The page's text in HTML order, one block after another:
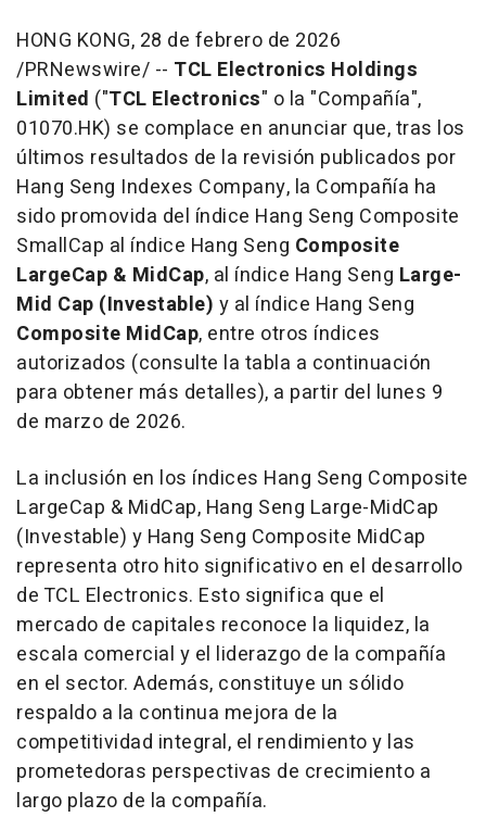
HONG KONG, 28 de febrero de 2026
/PRNewswire/ -- TCL Electronics Holdings
Limited ("TCL Electronics" o la "Compañía",
01070.HK) se complace en anunciar que, tras los
últimos resultados de la revisión publicados por
Hang Seng Indexes Company, la Compañía ha
sido promovida del índice Hang Seng Composite
SmallCap al índice Hang Seng Composite
LargeCap & MidCap, al índice Hang Seng Large-
Mid Cap (Investable) y al índice Hang Seng
Composite MidCap, entre otros índices
autorizados (consulte la tabla a continuación
para obtener más detalles), a partir del lunes 9
de marzo de 2026.
La inclusión en los índices Hang Seng Composite
LargeCap & MidCap, Hang Seng Large-MidCap
(Investable) y Hang Seng Composite MidCap
representa otro hito significativo en el desarrollo
de TCL Electronics. Esto significa que el
mercado de capitales reconoce la liquidez, la
escala comercial y el liderazgo de la compañía
en el sector. Además, constituye un sólido
respaldo a la continua mejora de la
competitividad integral, el rendimiento y las
prometedoras perspectivas de crecimiento a
largo plazo de la compañía.